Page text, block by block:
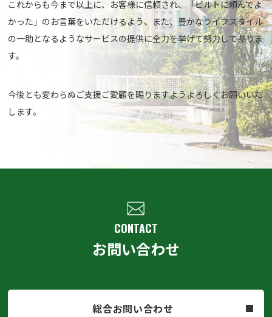
これからも今まで以上に、お客様に信頼され、「ビルトに頼んでよ
かった」のお言葉をいただけるよう、 また、豊かなライフスタイル
の一助となるようなサービスの提供に全力を挙げて努力して参りま
す。
今後とも変わらぬご支援ご愛顧を賜りますようよろしくお願いいた
します。
CONTACT
お問い合わせ
総合お問い合わせ